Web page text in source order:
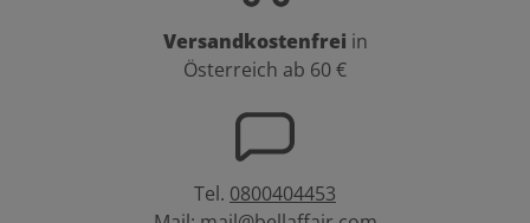
Versandkostenfrei in
Österreich ab 60 €
Tel. 0800404453